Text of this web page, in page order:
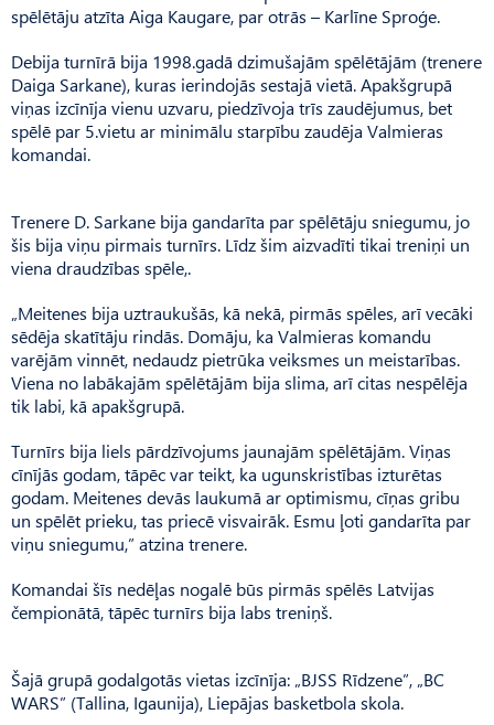
spēlētāju atzīta Aiga Kaugare, par otrās – Karlīne Sproģe.
Debija turnīrā bija 1998.gadā dzimušajām spēlētājām (trenere
Daiga Sarkane), kuras ierindojās sestajā vietā. Apakšgrupā
viņas izcīnīja vienu uzvaru, piedzīvoja trīs zaudējumus, bet
spēlē par 5.vietu ar minimālu starpību zaudēja Valmieras
komandai.
Trenere D. Sarkane bija gandarīta par spēlētāju sniegumu, jo
šis bija viņu pirmais turnīrs. Līdz šim aizvadīti tikai treniņi un
viena draudzības spēle,.
„Meitenes bija uztraukušās, kā nekā, pirmās spēles, arī vecāki
sēdēja skatītāju rindās. Domāju, ka Valmieras komandu
varējām vinnēt, nedaudz pietrūka veiksmes un meistarības.
Viena no labākajām spēlētājām bija slima, arī citas nespēlēja
tik labi, kā apakšgrupā.
Turnīrs bija liels pārdzīvojums jaunajām spēlētājām. Viņas
cīnījās godam, tāpēc var teikt, ka ugunskristības izturētas
godam. Meitenes devās laukumā ar optimismu, cīņas gribu
un spēlēt prieku, tas priecē visvairāk. Esmu ļoti gandarīta par
viņu sniegumu,” atzina trenere.
Komandai šīs nedēļas nogalē būs pirmās spēlēs Latvijas
čempionātā, tāpēc turnīrs bija labs treniņš.
Šajā grupā godalgotās vietas izcīnīja: „BJSS Rīdzene”, „BC
WARS” (Tallina, Igaunija), Liepājas basketbola skola.